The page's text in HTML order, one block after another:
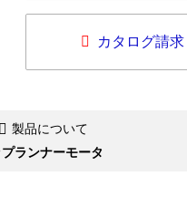
カタログ請求
製品について
プランナーモータ